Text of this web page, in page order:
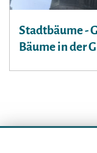
Stadtbäume -
Bäume in der